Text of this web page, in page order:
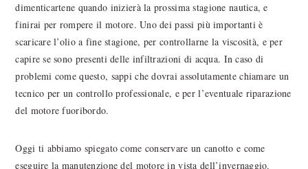
dimenticartene quando inizierà la prossima stagione nautica, e
finirai per rompere il motore. Uno dei passi più importanti è
scaricare l’olio a fine stagione, per controllarne la viscosità, e per
capire se sono presenti delle infiltrazioni di acqua. In caso di
problemi come questo, sappi che dovrai assolutamente chiamare un
tecnico per un controllo professionale, e per l’eventuale riparazione
del motore fuoribordo.
Oggi ti abbiamo spiegato come conservare un canotto e come
eseguire la manutenzione del motore in vista dell’invernaggio.